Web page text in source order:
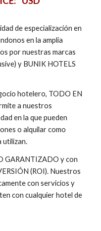
de especialización en
en la amplia
por nuestras marcas
y BUNIK HOTELS
hotelero, TODO EN
a nuestros
en la que pueden
o alquilar como
utilizan.
GARANTIZADO y con
(ROI). Nuestros
con servicios y
con cualquier hotel de